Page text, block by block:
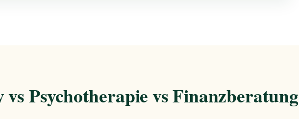
Psychotherapie vs Finanzberatung